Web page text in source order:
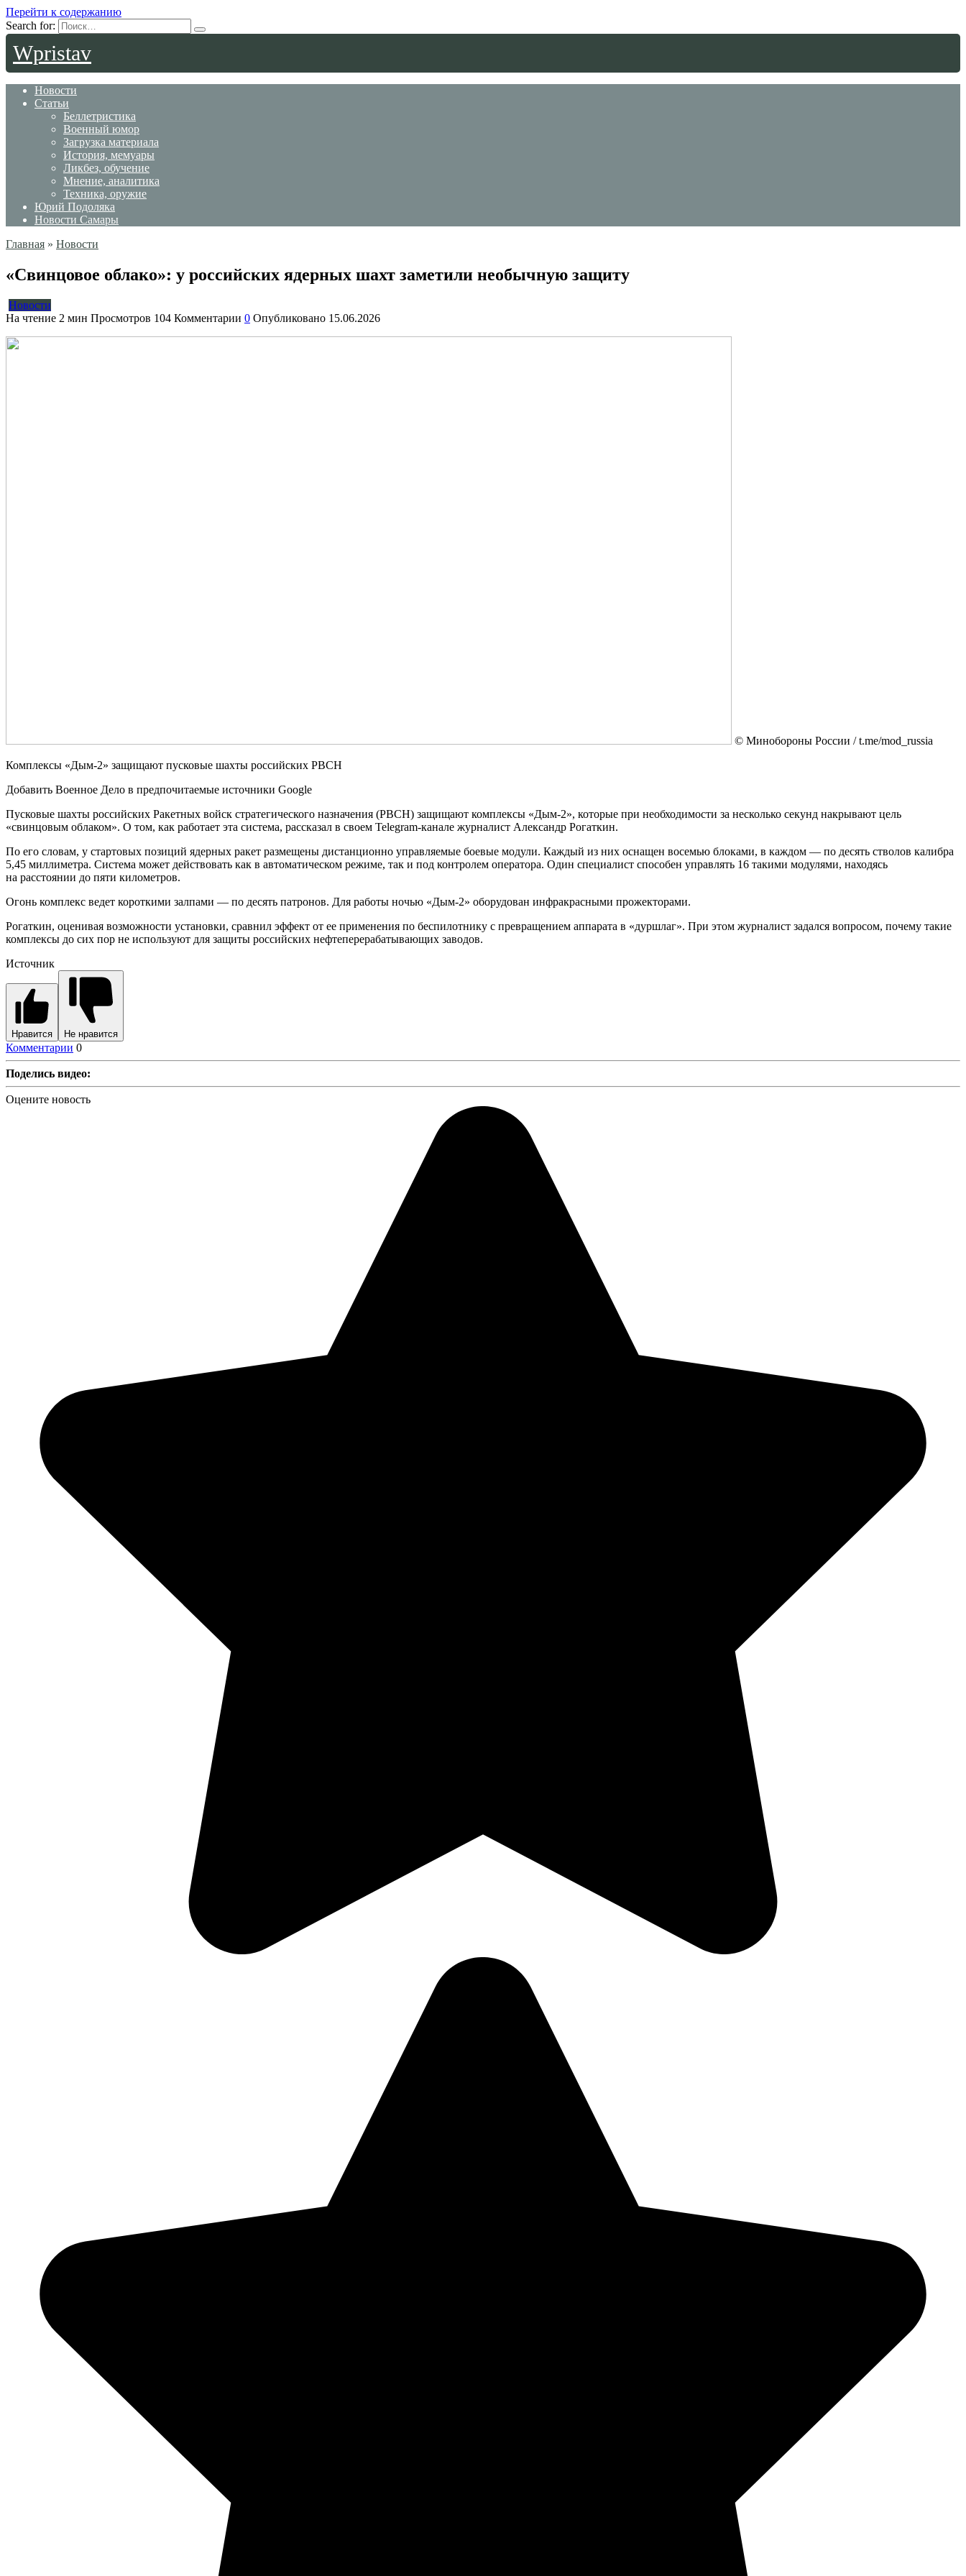
Перейти к содержанию
Search for:
Wpristav
Новости
Статьи
Беллетристика
Военный юмор
Загрузка материала
История, мемуары
Ликбез, обучение
Мнение, аналитика
Техника, оружие
Юрий Подоляка
Новости Самары
Главная » Новости
«Свинцовое облако»: у российских ядерных шахт заметили необычную защиту
Новости
На чтение 2 мин Просмотров 104 Комментарии 0 Опубликовано 15.06.2026
© Минобороны России / t.me/mod_russia
Комплексы «Дым-2» защищают пусковые шахты российских РВСН
Добавить Военное Дело в предпочитаемые источники Google
Пусковые шахты российских Ракетных войск стратегического назначения (РВСН) защищают комплексы «Дым-2», которые при необходимости за несколько секунд накрывают цель
«свинцовым облаком». О том, как работает эта система, рассказал в своем Telegram-канале журналист Александр Рогаткин.
По его словам, у стартовых позиций ядерных ракет размещены дистанционно управляемые боевые модули. Каждый из них оснащен восемью блоками, в каждом — по десять стволов калибра
5,45 миллиметра. Система может действовать как в автоматическом режиме, так и под контролем оператора. Один специалист способен управлять 16 такими модулями, находясь
на расстоянии до пяти километров.
Огонь комплекс ведет короткими залпами — по десять патронов. Для работы ночью «Дым-2» оборудован инфракрасными прожекторами.
Рогаткин, оценивая возможности установки, сравнил эффект от ее применения по беспилотнику с превращением аппарата в «дуршлаг». При этом журналист задался вопросом, почему такие
комплексы до сих пор не используют для защиты российских нефтеперерабатывающих заводов.
Источник
Нравится Не нравится
Комментарии 0
Поделись видео:
Оцените новость